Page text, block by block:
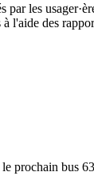
les
des
prochain bus